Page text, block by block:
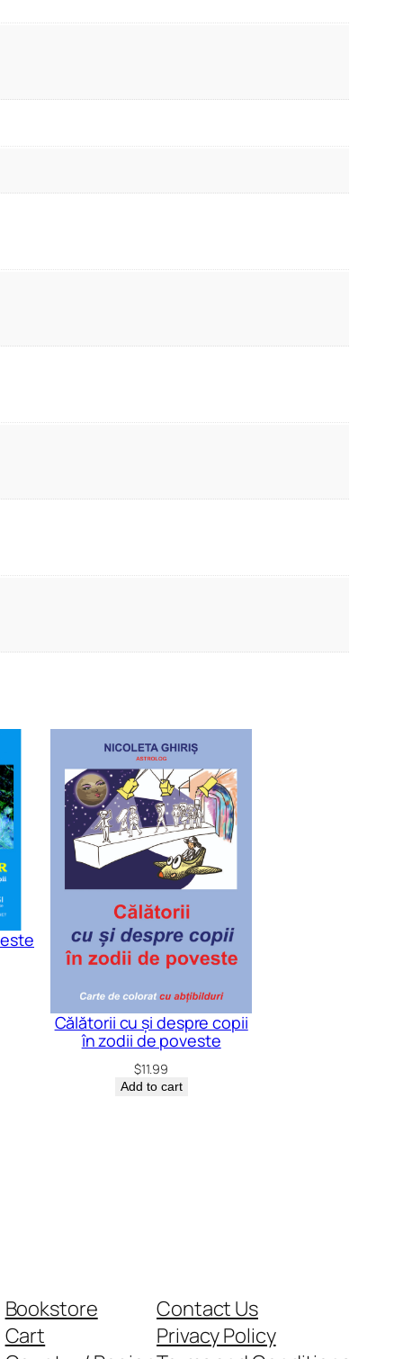
Călătorii cu și despre copii
în zodii de poveste
$11.99
Add to cart
Bookstore
Cart
Contact Us
Privacy Policy